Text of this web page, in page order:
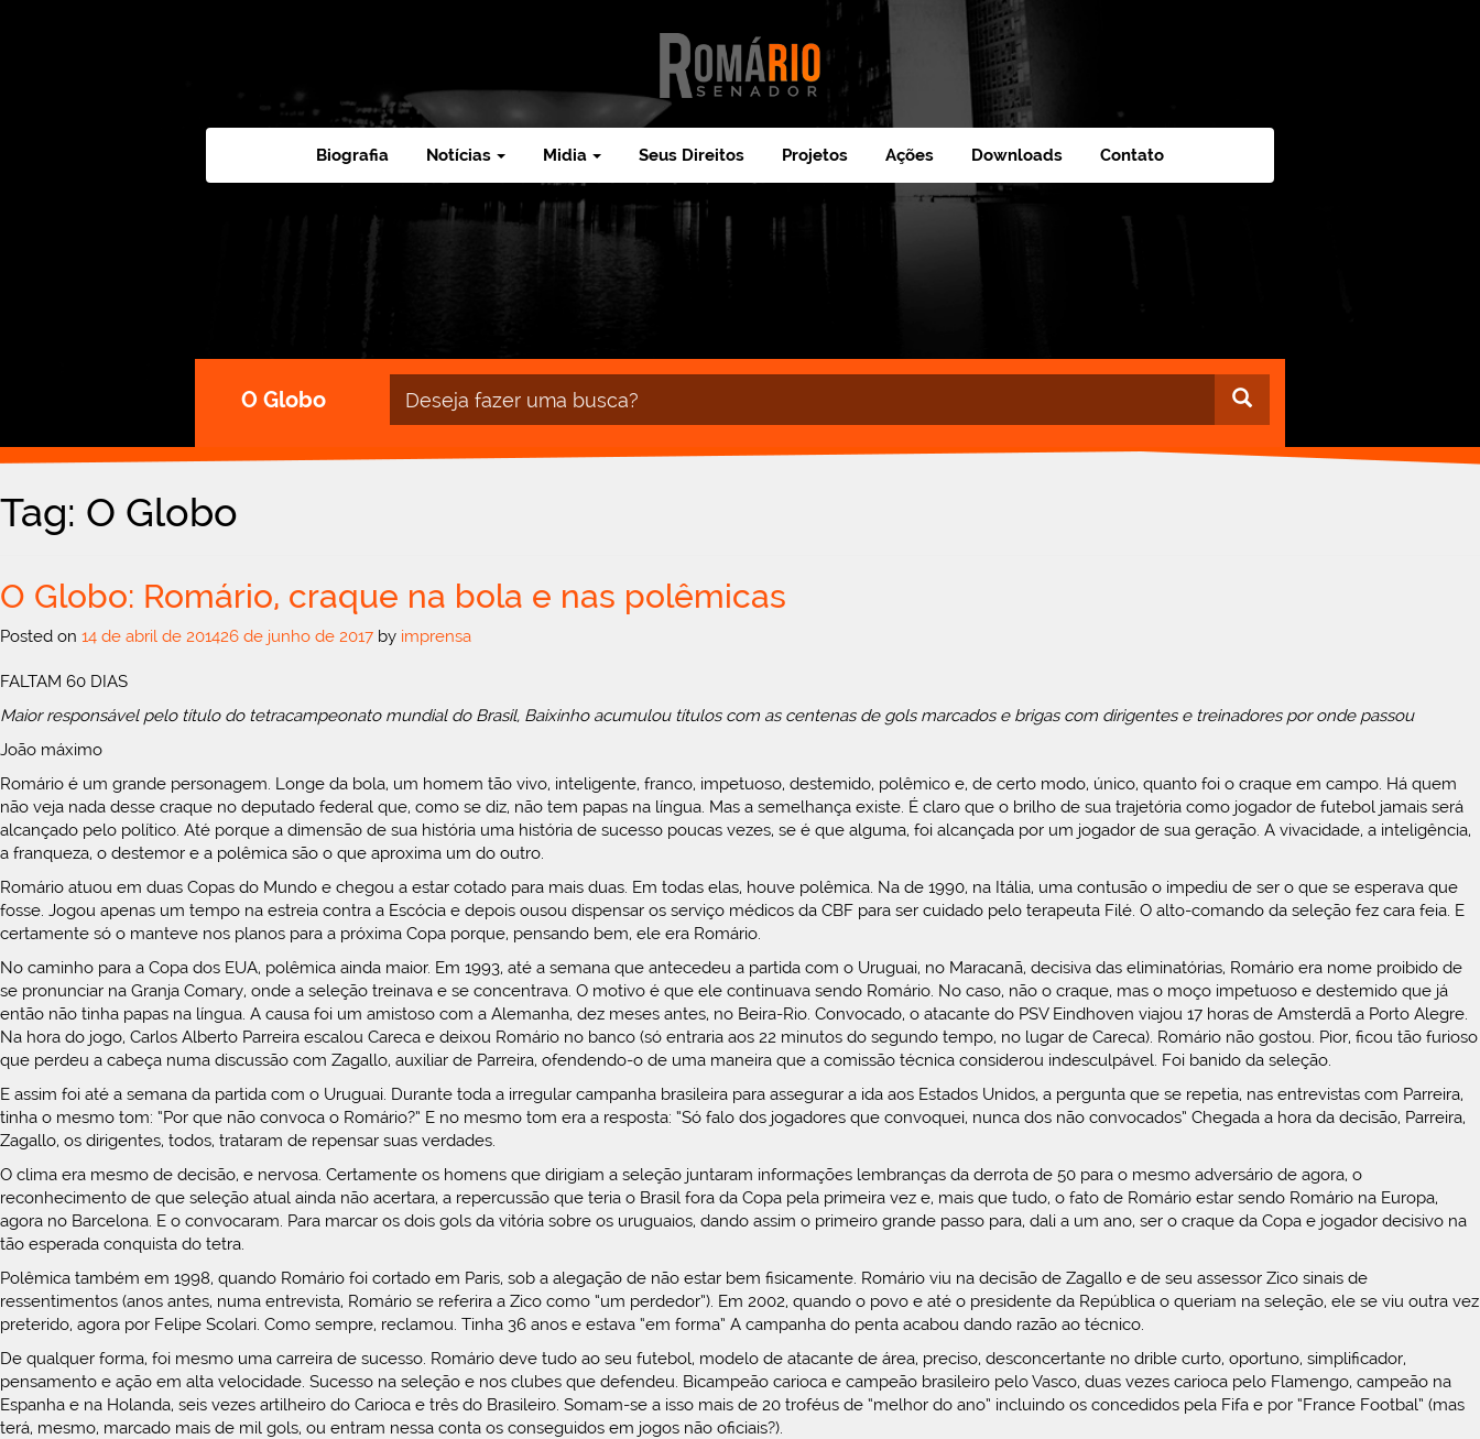
Biografia Notícias Midia Seus Direitos Projetos Ações Downloads Contato
O Globo
busca
Buscar
Tag: O Globo
O Globo: Romário, craque na bola e nas polêmicas
Posted on 14 de abril de 201426 de junho de 2017 by imprensa
FALTAM 60 DIAS
Maior responsável pelo título do tetracampeonato mundial do Brasil, Baixinho acumulou títulos com as centenas de gols marcados e brigas com dirigentes e treinadores por onde passou
João máximo
Romário é um grande personagem. Longe da bola, um homem tão vivo, inteligente, franco, impetuoso, destemido, polêmico e, de certo modo, único, quanto foi o craque em campo. Há quem
não veja nada desse craque no deputado federal que, como se diz, não tem papas na língua. Mas a semelhança existe. É claro que o brilho de sua trajetória como jogador de futebol jamais será
alcançado pelo político. Até porque a dimensão de sua história uma história de sucesso poucas vezes, se é que alguma, foi alcançada por um jogador de sua geração. A vivacidade, a inteligência,
a franqueza, o destemor e a polêmica são o que aproxima um do outro.
Romário atuou em duas Copas do Mundo e chegou a estar cotado para mais duas. Em todas elas, houve polêmica. Na de 1990, na Itália, uma contusão o impediu de ser o que se esperava que
fosse. Jogou apenas um tempo na estreia contra a Escócia e depois ousou dispensar os serviço médicos da CBF para ser cuidado pelo terapeuta Filé. O alto-comando da seleção fez cara feia. E
certamente só o manteve nos planos para a próxima Copa porque, pensando bem, ele era Romário.
No caminho para a Copa dos EUA, polêmica ainda maior. Em 1993, até a semana que antecedeu a partida com o Uruguai, no Maracanã, decisiva das eliminatórias, Romário era nome proibido de
se pronunciar na Granja Comary, onde a seleção treinava e se concentrava. O motivo é que ele continuava sendo Romário. No caso, não o craque, mas o moço impetuoso e destemido que já
então não tinha papas na língua. A causa foi um amistoso com a Alemanha, dez meses antes, no Beira-Rio. Convocado, o atacante do PSV Eindhoven viajou 17 horas de Amsterdã a Porto Alegre.
Na hora do jogo, Carlos Alberto Parreira escalou Careca e deixou Romário no banco (só entraria aos 22 minutos do segundo tempo, no lugar de Careca). Romário não gostou. Pior, ficou tão furioso
que perdeu a cabeça numa discussão com Zagallo, auxiliar de Parreira, ofendendo-o de uma maneira que a comissão técnica considerou indesculpável. Foi banido da seleção.
E assim foi até a semana da partida com o Uruguai. Durante toda a irregular campanha brasileira para assegurar a ida aos Estados Unidos, a pergunta que se repetia, nas entrevistas com Parreira,
tinha o mesmo tom: “Por que não convoca o Romário?” E no mesmo tom era a resposta: “Só falo dos jogadores que convoquei, nunca dos não convocados” Chegada a hora da decisão, Parreira,
Zagallo, os dirigentes, todos, trataram de repensar suas verdades.
O clima era mesmo de decisão, e nervosa. Certamente os homens que dirigiam a seleção juntaram informações lembranças da derrota de 50 para o mesmo adversário de agora, o
reconhecimento de que seleção atual ainda não acertara, a repercussão que teria o Brasil fora da Copa pela primeira vez e, mais que tudo, o fato de Romário estar sendo Romário na Europa,
agora no Barcelona. E o convocaram. Para marcar os dois gols da vitória sobre os uruguaios, dando assim o primeiro grande passo para, dali a um ano, ser o craque da Copa e jogador decisivo na
tão esperada conquista do tetra.
Polêmica também em 1998, quando Romário foi cortado em Paris, sob a alegação de não estar bem fisicamente. Romário viu na decisão de Zagallo e de seu assessor Zico sinais de
ressentimentos (anos antes, numa entrevista, Romário se referira a Zico como “um perdedor”). Em 2002, quando o povo e até o presidente da República o queriam na seleção, ele se viu outra vez
preterido, agora por Felipe Scolari. Como sempre, reclamou. Tinha 36 anos e estava “em forma” A campanha do penta acabou dando razão ao técnico.
De qualquer forma, foi mesmo uma carreira de sucesso. Romário deve tudo ao seu futebol, modelo de atacante de área, preciso, desconcertante no drible curto, oportuno, simplificador,
pensamento e ação em alta velocidade. Sucesso na seleção e nos clubes que defendeu. Bicampeão carioca e campeão brasileiro pelo Vasco, duas vezes carioca pelo Flamengo, campeão na
Espanha e na Holanda, seis vezes artilheiro do Carioca e três do Brasileiro. Somam-se a isso mais de 20 troféus de “melhor do ano” incluindo os concedidos pela Fifa e por “France Footbal” (mas
terá, mesmo, marcado mais de mil gols, ou entram nessa conta os conseguidos em jogos não oficiais?).